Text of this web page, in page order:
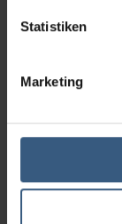
Statistiken
Marketing